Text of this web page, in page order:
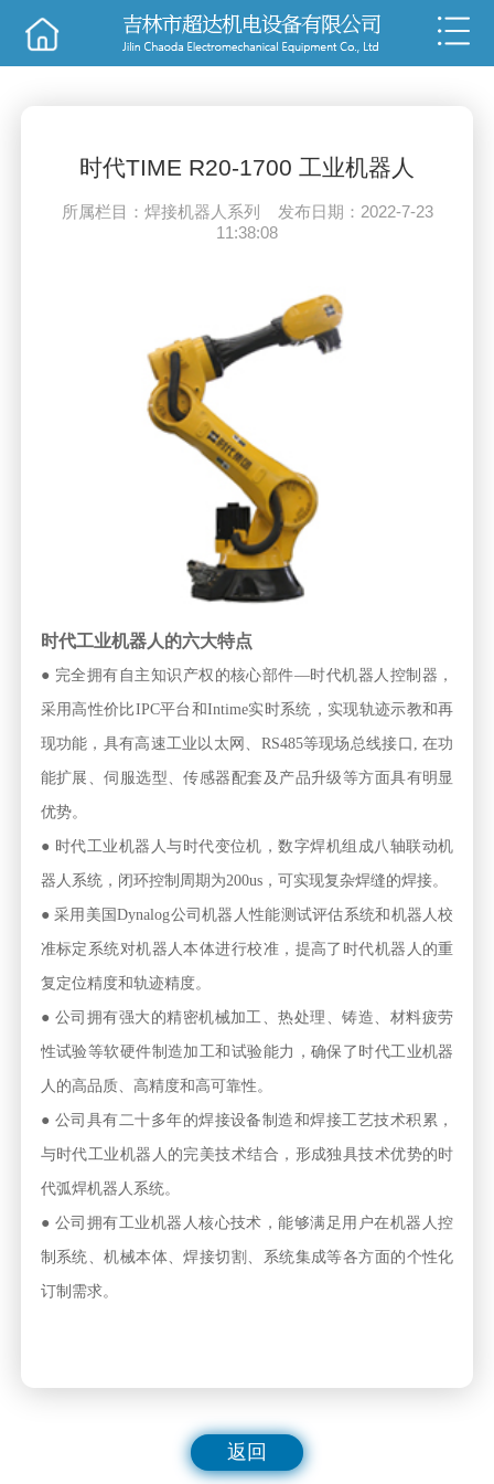
时代TIME R20-1700 工业机器人
所属栏目：焊接机器人系列 发布日期：2022-7-23
11:38:08
时代工业机器人的六大特点
● 完全拥有自主知识产权的核心部件—时代机器人控制器，
采用高性价比IPC平台和Intime实时系统，实现轨迹示教和再
现功能，具有高速工业以太网、RS485等现场总线接口, 在功
能扩展、伺服选型、传感器配套及产品升级等方面具有明显
优势。
● 时代工业机器人与时代变位机，数字焊机组成八轴联动机
器人系统，闭环控制周期为200us，可实现复杂焊缝的焊接。
● 采用美国Dynalog公司机器人性能测试评估系统和机器人校
准标定系统对机器人本体进行校准，提高了时代机器人的重
复定位精度和轨迹精度。
● 公司拥有强大的精密机械加工、热处理、铸造、材料疲劳
性试验等软硬件制造加工和试验能力，确保了时代工业机器
人的高品质、高精度和高可靠性。
● 公司具有二十多年的焊接设备制造和焊接工艺技术积累，
与时代工业机器人的完美技术结合，形成独具技术优势的时
代弧焊机器人系统。
● 公司拥有工业机器人核心技术，能够满足用户在机器人控
制系统、机械本体、焊接切割、系统集成等各方面的个性化
订制需求。
返回